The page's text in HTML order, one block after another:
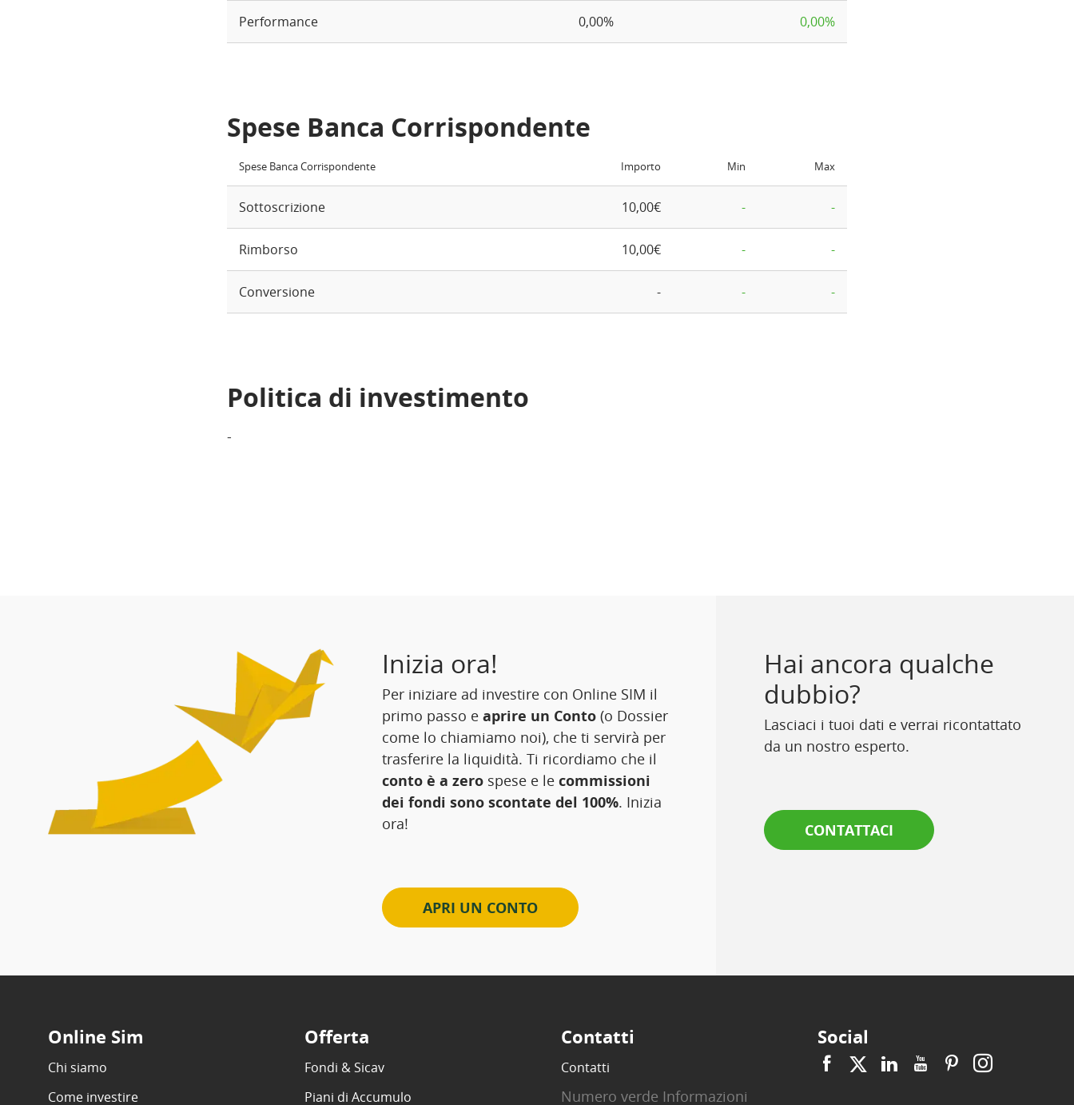
Performance 0,00% 0,00%
Spese Banca Corrispondente
Spese Banca Corrispondente Importo Min Max
Sottoscrizione 10,00€ - -
Rimborso 10,00€ - -
Conversione - - -
Politica di investimento
-
Inizia ora!
Per iniziare ad investire con Online SIM il
primo passo e aprire un Conto (o Dossier
come lo chiamiamo noi), che ti servirà per
trasferire la liquidità. Ti ricordiamo che il
conto è a zero spese e le commissioni
dei fondi sono scontate del 100%. Inizia
ora!
APRI UN CONTO
Hai ancora qualche
dubbio?
Lasciaci i tuoi dati e verrai ricontattato
da un nostro esperto.
CONTATTACI
Online Sim
Chi siamo
Come investire
Offerta
Fondi & Sicav
Piani di Accumulo
Contatti
Contatti
Numero verde Informazioni
Social